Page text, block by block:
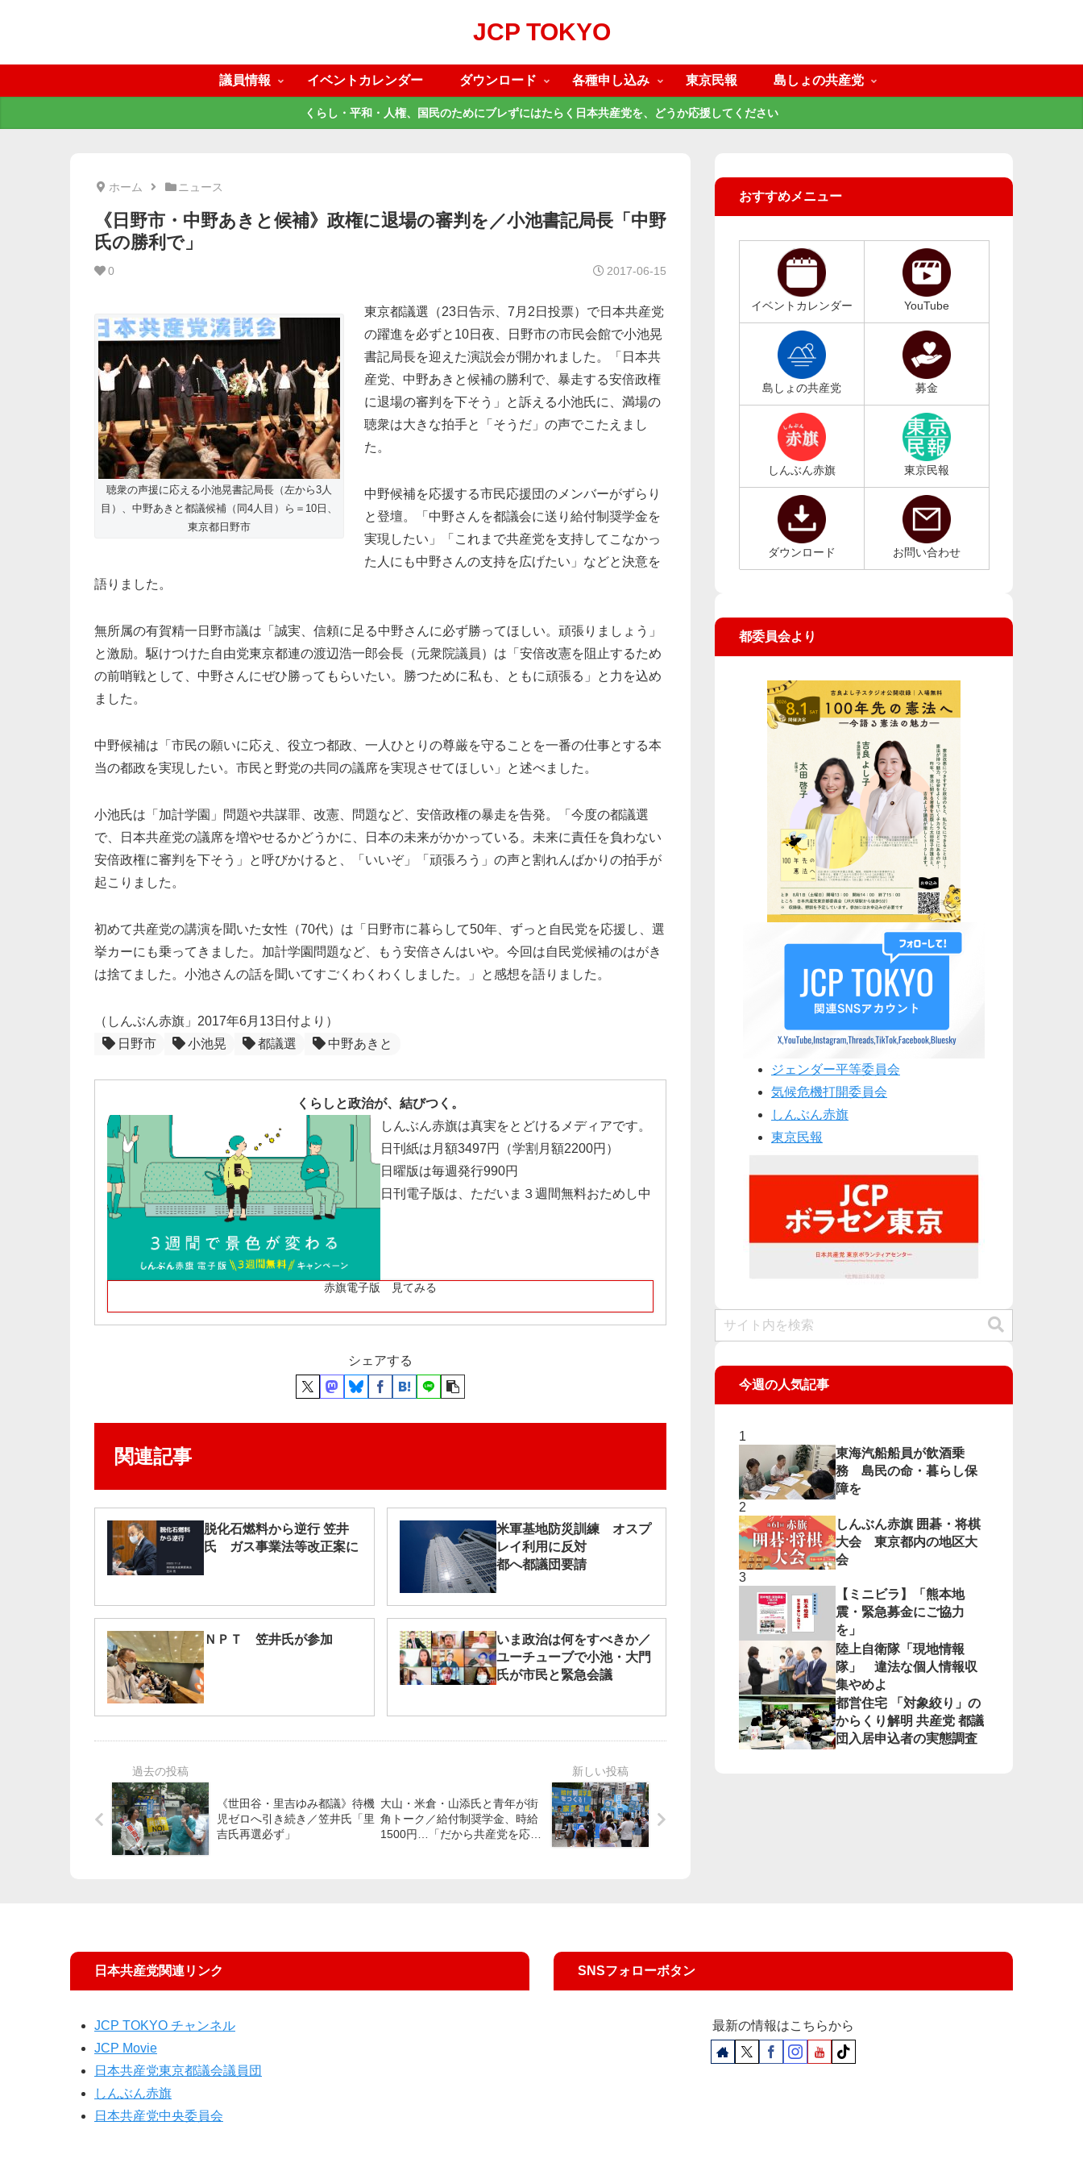
JCP TOKYO
議員情報 イベントカレンダー ダウンロード 各種申し込み 東京民報 島しょの共産党
くらし・平和・人権、国民のためにブレずにはたらく日本共産党を、どうか応援してください
ホーム ニュース
《日野市・中野あきと候補》政権に退場の審判を／小池書記局長「中野
氏の勝利で」
0 2017-06-15
聴衆の声援に応える小池晃書記局長（左から3人
目）、中野あきと都議候補（同4人目）ら＝10日、
東京都日野市
東京都議選（23日告示、7月2日投票）で日本共産党
の躍進を必ずと10日夜、日野市の市民会館で小池晃
書記局長を迎えた演説会が開かれました。「日本共
産党、中野あきと候補の勝利で、暴走する安倍政権
に退場の審判を下そう」と訴える小池氏に、満場の
聴衆は大きな拍手と「そうだ」の声でこたえまし
た。
中野候補を応援する市民応援団のメンバーがずらり
と登壇。「中野さんを都議会に送り給付制奨学金を
実現したい」「これまで共産党を支持してこなかっ
た人にも中野さんの支持を広げたい」などと決意を
語りました。
無所属の有賀精一日野市議は「誠実、信頼に足る中野さんに必ず勝ってほしい。頑張りましょう」
と激励。駆けつけた自由党東京都連の渡辺浩一郎会長（元衆院議員）は「安倍改憲を阻止するため
の前哨戦として、中野さんにぜひ勝ってもらいたい。勝つために私も、ともに頑張る」と力を込め
ました。
中野候補は「市民の願いに応え、役立つ都政、一人ひとりの尊厳を守ることを一番の仕事とする本
当の都政を実現したい。市民と野党の共同の議席を実現させてほしい」と述べました。
小池氏は「加計学園」問題や共謀罪、改憲、問題など、安倍政権の暴走を告発。「今度の都議選
で、日本共産党の議席を増やせるかどうかに、日本の未来がかかっている。未来に責任を負わない
安倍政権に審判を下そう」と呼びかけると、「いいぞ」「頑張ろう」の声と割れんばかりの拍手が
起こりました。
初めて共産党の講演を聞いた女性（70代）は「日野市に暮らして50年、ずっと自民党を応援し、選
挙カーにも乗ってきました。加計学園問題など、もう安倍さんはいや。今回は自民党候補のはがき
は捨てました。小池さんの話を聞いてすごくわくわくしました。」と感想を語りました。
（しんぶん赤旗」2017年6月13日付より）
日野市
小池晃 都議選 中野あきと
くらしと政治が、結びつく。
しんぶん赤旗は真実をとどけるメディアです。
日刊紙は月額3497円（学割月額2200円）
日曜版は毎週発行990円
日刊電子版は、ただいま３週間無料おためし中
赤旗電子版 見てみる
シェアする
関連記事
脱化石燃料から逆行 笠井
氏 ガス事業法等改正案に
米軍基地防災訓練 オスプ
レイ利用に反対
都へ都議団要請
ＮＰＴ 笠井氏が参加
いま政治は何をすべきか／
ユーチューブで小池・大門
氏が市民と緊急会議
《世田谷・里吉ゆみ都議》待機
児ゼロへ引き続き／笠井氏「里
吉氏再選必ず」
大山・米倉・山添氏と青年が街
角トーク／給付制奨学金、時給
1500円…「だから共産党を応
おすすめメニュー
イベントカレンダー YouTube
島しょの共産党 募金
しんぶん赤旗 東京民報
ダウンロード お問い合わせ
都委員会より
ジェンダー平等委員会
気候危機打開委員会
しんぶん赤旗
東京民報
今週の人気記事
東海汽船船員が飲酒乗
務 島民の命・暮らし保
障を
しんぶん赤旗 囲碁・将棋
大会 東京都内の地区大
会
【ミニビラ】「熊本地
震・緊急募金にご協力
を」
陸上自衛隊「現地情報
隊」 違法な個人情報収
集やめよ
都営住宅 「対象絞り」の
からくり解明 共産党 都議
団入居申込者の実態調査
日本共産党関連リンク
JCP TOKYO チャンネル
JCP Movie
日本共産党東京都議会議員団
しんぶん赤旗
日本共産党中央委員会
SNSフォローボタン
最新の情報はこちらから